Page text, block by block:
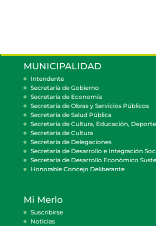
MUNICIPALIDAD
Intendente
Secretaría de Gobierno
Secretaría de Economía
Secretaría de Obras y Servicios Públicos
Secretaría de Salud Pública
Secretaría de Cultura, Educación,
Secretaría de Cultura
Secretaría de Delegaciones
Secretaría de Desarrollo e Integración
Secretaría de Desarrollo Económico
Honorable Concejo Deliberante
Mi Merlo
Suscribirse
Noticias